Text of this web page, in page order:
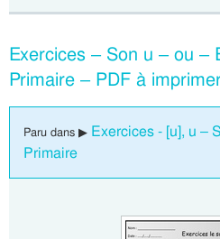
Exercices – Son u – ou –
Primaire – PDF à
Paru dans ▶ Exercices - [u], u –
Primaire